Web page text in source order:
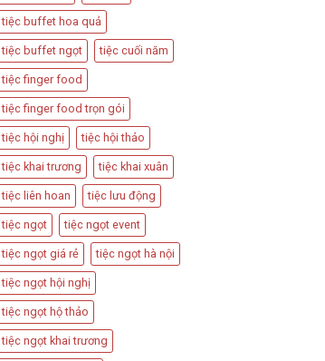
Kiện
Quan
tiệc buffet hoa quả
tiệc buffet ngọt tiệc cuối năm
tiệc finger food
tiệc finger food trọn gói
tiệc hội nghị tiệc hội thảo
tiệc khai trương tiệc khai xuân
tiệc liên hoan tiệc lưu động
tiệc ngọt tiệc ngọt event
tiệc ngọt giá rẻ tiệc ngọt hà nội
tiệc ngọt hội nghị
tiệc ngọt hộ thảo
tiệc ngọt khai trương